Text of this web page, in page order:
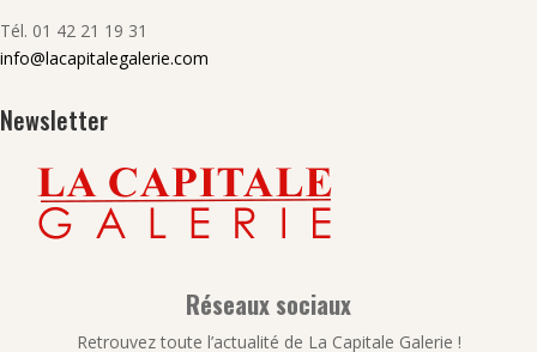
Tél. 01 42 21 19 31
info@lacapitalegalerie.com
Newsletter
Réseaux sociaux
Retrouvez toute l’actualité de La Capitale Galerie !